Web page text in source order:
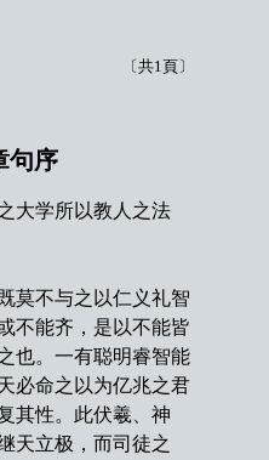
〔共1頁〕
句序
学所以教人之法
不与之以仁义礼智
不能齐，是以不能皆
也。一有聪明睿智能
必命之以为亿兆之君
其性。此伏羲、神
天立极，而司徒之